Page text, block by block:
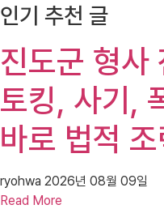
인기 추천 글
진도군 형사
토킹, 사기,
바로 법적
ryohwa 2026년 08월 09일
Read More